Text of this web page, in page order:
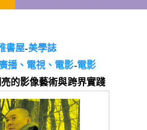
書屋-美學誌
播、電視、電影-電影
的影像藝術與跨界實踐